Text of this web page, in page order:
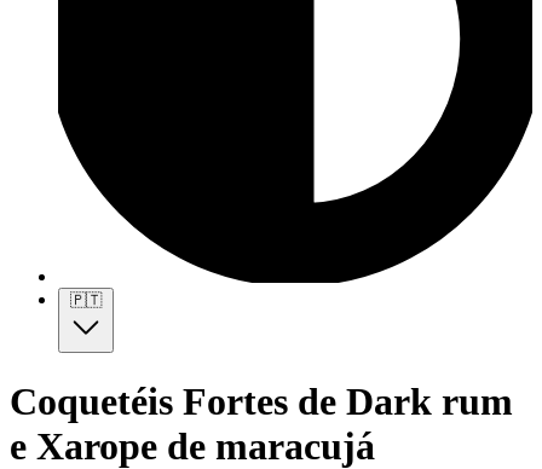
🇵🇹
Coquetéis Fortes de Dark rum
e Xarope de maracujá